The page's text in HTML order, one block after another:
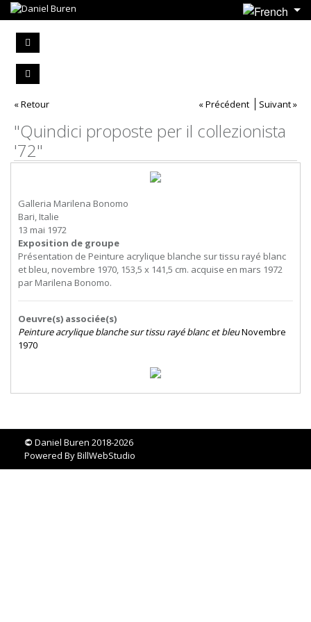
« Retour « Précédent Suivant »
"Quindici proposte per il collezionista
'72"
Galleria Marilena Bonomo
Bari, Italie
13 mai 1972
Exposition de groupe
Présentation de Peinture acrylique blanche sur tissu rayé blanc
et bleu, novembre 1970, 153,5 x 141,5 cm. acquise en mars 1972
par Marilena Bonomo.
Oeuvre(s) associée(s)
Peinture acrylique blanche sur tissu rayé blanc et bleuNovembre
1970
© Daniel Buren 2018-2026
Powered ByBillWebStudio